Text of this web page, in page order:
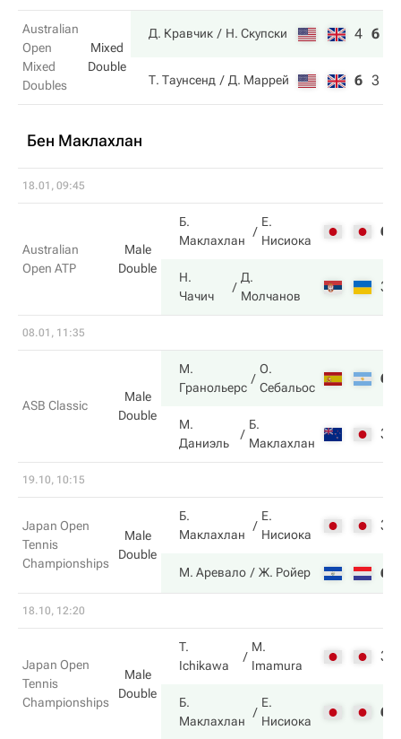
Australian
Open
Mixed
Doubles
Mixed
Double
Д. Кравчик Н. Скупски 4 6
Т. Таунсенд Д. Маррей 6 3
Бен Маклахлан
18.01, 09:45
Australian
Open ATP
Male
Double
Б.
Маклахлан
Е.
Нисиока
6
Н.
Чачич
Д.
Молчанов
3
08.01, 11:35
ASB Classic
Male
Double
М.
Гранольерс
О.
Себальос
6
М.
Даниэль
Б.
Маклахлан
3
19.10, 10:15
Japan Open
Tennis
Championships
Male
Double
Б.
Маклахлан
Е.
Нисиока
3
М. Аревало Ж. Ройер 6
18.10, 12:20
Japan Open
Tennis
Championships
Male
Double
T.
Ichikawa
M.
Imamura
3
Б.
Маклахлан
Е.
Нисиока
6